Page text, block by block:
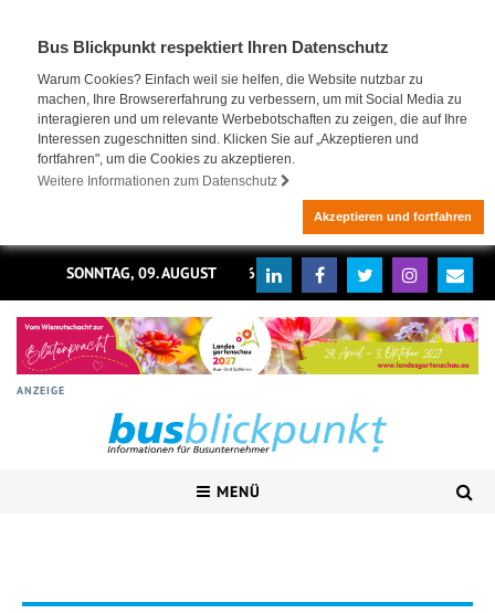
Bus Blickpunkt respektiert Ihren Datenschutz
Warum Cookies? Einfach weil sie helfen, die Website nutzbar zu
machen, Ihre Browsererfahrung zu verbessern, um mit Social Media zu
interagieren und um relevante Werbebotschaften zu zeigen, die auf Ihre
Interessen zugeschnitten sind. Klicken Sie auf „Akzeptieren und
fortfahren", um die Cookies zu akzeptieren.
Weitere Informationen zum Datenschutz
Akzeptieren und fortfahren
SONNTAG, 09. AUGUST 2026
ANZEIGE
MENÜ